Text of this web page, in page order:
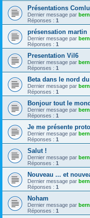
Présentations
Dernier message par
Réponses : 1
présensation martin
Dernier message par
Réponses : 1
Presentation Vil6
Dernier message par
Réponses : 1
Beta dans le nord
Dernier message par
Réponses : 1
Bonjour tout le
Dernier message par
Réponses : 1
Je me présente
Dernier message par
Réponses : 1
Salut !
Dernier message par
Réponses : 1
Nouveau ... et
Dernier message par
Réponses : 1
Noham
Dernier message par
Réponses : 1